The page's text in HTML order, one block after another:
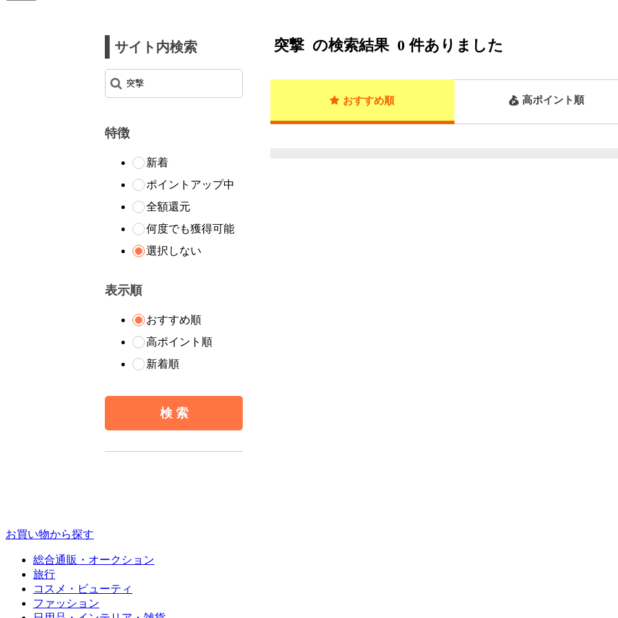
サイト内検索
特徴
新着
ポイントアップ中
全額還元
何度でも獲得可能
選択しない
表示順
おすすめ順
高ポイント順
新着順
突撃 の検索結果 0 件ありました
おすすめ順 高ポイント順
お買い物から探す
総合通販・オークション
旅行
コスメ・ビューティ
ファッション